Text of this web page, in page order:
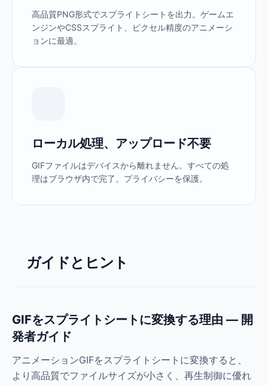
高品質PNG形式でスプライトシートを出力。ゲームエ
ンジンやCSSスプライト、ピクセル精度のアニメーシ
ョンに最適。
ローカル処理、アップロード不要
GIFファイルはデバイスから離れません。すべての処
理はブラウザ内で完了。プライバシーを保護。
ガイドとヒント
GIFをスプライトシートに変換する理由 — 開
発者ガイド
アニメーションGIFをスプライトシートに変換すると、
より高品質でファイルサイズが小さく、再生制御に優れ